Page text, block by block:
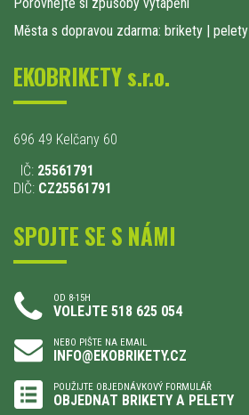
Města s dopravou zdarma: brikety | pelety
EKOBRIKETY s.r.o.
696 49 Kelčany 60
IČ: 25561791
DIČ: CZ25561791
SPOJTE SE S NÁMI
OD 8-15H
VOLEJTE 518 625 054
NEBO PIŠTE NA EMAIL
INFO@EKOBRIKETY.CZ
POUŽIJTE OBJEDNÁVKOVÝ FORMULÁŘ
OBJEDNAT BRIKETY A PELETY